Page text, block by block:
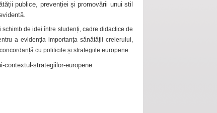
publice, prevenției și promovării unui stil
de idei între studenți, cadre didactice de
a evidenția importanța sănătății creierului,
cu politicile și strategiile europene.
contextul-strategiilor-europene